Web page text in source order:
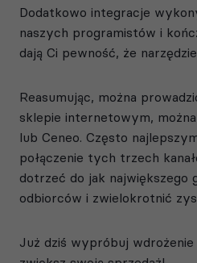
Dodatkowo integracje
naszych programistów i
dają Ci pewność, że
Reasumując, można
sklepie internetowym,
lub Ceneo. Często
połączenie tych trzech
dotrzeć do jak największego
odbiorców i zwielokrotnić
Już dziś wypróbuj